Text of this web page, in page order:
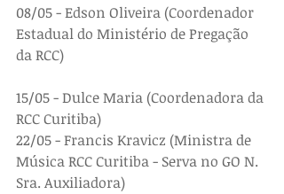
08/05 - Edson Oliveira (Coordenador
Estadual do Ministério de Pregação
da RCC)
15/05 - Dulce Maria (Coordenadora da
RCC Curitiba)
22/05 - Francis Kravicz (Ministra de
Música RCC Curitiba - Serva no GO N.
Sra. Auxiliadora)